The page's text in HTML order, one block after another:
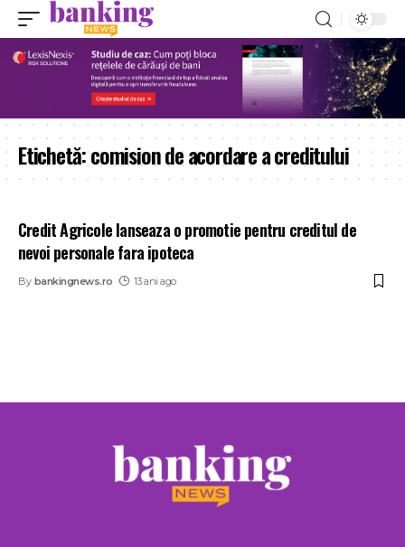
Etichetă:comision de acordare a creditului
Credit Agricole lanseaza o promotie pentru creditul de
nevoi personale fara ipoteca
By bankingnews.ro 13 ani ago